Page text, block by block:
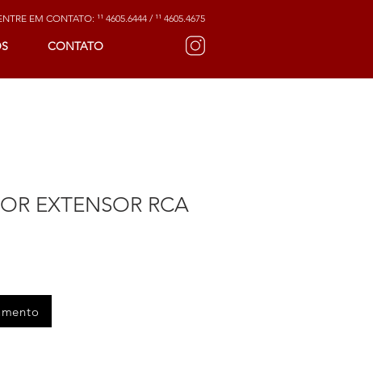
EM CONTATO: ¹¹ 4605.6444 / ¹¹ 4605.4675
CONTATO
EXTENSOR RCA